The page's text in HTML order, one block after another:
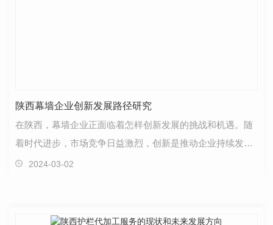
陕西幕墙企业创新发展路径研究
在陕西，幕墙企业正面临着怎样创新发展的挑战和机遇。随
着时代进步，市场竞争日益激烈，创新是推动企业持续发展
的关键。通过深入研究路径，可以为幕墙企业探索出符…
2024-03-02